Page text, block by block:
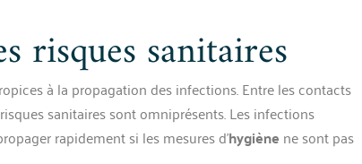
risques sanitaires
à la propagation des infections. Entre les contacts
sanitaires sont omniprésents. Les infections
rapidement si les mesures d’hygiène ne sont pas